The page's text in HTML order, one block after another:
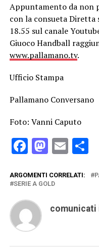
Appuntamento da non
con la consueta
18.55 sul canale
Giuoco Handball
www.pallamano.tv.
Ufficio Stampa
Pallamano Conversano
Foto: Vanni Caputo
Facebook
Email
ARGOMENTI CORRELATI:
SERIE A GOLD
comunicati